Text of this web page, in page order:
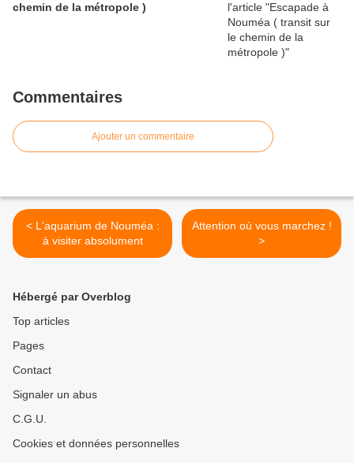
chemin de la métropole )
Commentaires
Ajouter un commentaire
< L'aquarium de Nouméa :
à visiter absolument
Attention où vous marchez !
>
Hébergé par Overblog
Top articles
Pages
Contact
Signaler un abus
C.G.U.
Cookies et données personnelles